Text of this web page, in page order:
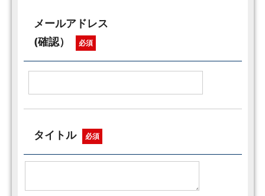
メールアドレス
(確認）
必須
タイトル 必須